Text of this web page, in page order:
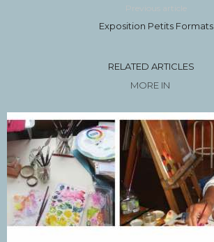
Previous article
Exposition Petits Formats
RELATED ARTICLES
MORE IN